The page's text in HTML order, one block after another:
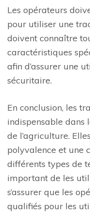
Les opérateurs
pour utiliser une
doivent connaître
caractéristiques
afin d’assurer une
sécuritaire.
En conclusion, les
indispensable dans
de l’agriculture.
polyvalence et une
différents types de
important de les
s’assurer que les
qualifiés pour les